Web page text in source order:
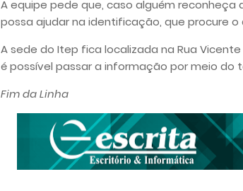
A equipe pede que, caso alguém
possa ajudar na identificação, que procure o
A sede do Itep fica localizada na Rua Vicente
é possível passar a informação por meio do
Fim da Linha